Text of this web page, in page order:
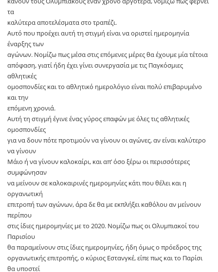
τα
καλύτερα αποτελέσματα στο τραπέζι.
Αυτό που προέχει αυτή τη στιγμή είναι να οριστεί ημερομηνία
έναρξης των
αγώνων. Νομίζω πως μέσα στις επόμενες μέρες θα έχουμε μία τέτοια
απόφαση, γιατί ήδη έχει γίνει συνεργασία με τις Παγκόσμιες
αθλητικές
ομοσπονδίες και το αθλητικό ημερολόγιο είναι πολύ επιβαρυμένο
και την
επόμενη χρονιά.
Αυτή τη στιγμή έγινε ένας γύρος επαφών με όλες τις αθλητικές
ομοσπονδίες
για να δουν πότε προτιμούν να γίνουν οι αγώνες, αν είναι καλύτερο
να γίνουν
Μάιο ή να γίνουν καλοκαίρι, και απ’ όσο ξέρω οι περισσότερες
συμφώνησαν
να μείνουν σε καλοκαιρινές ημερομηνίες κάτι που θέλει και η
οργανωτική
επιτροπή των αγώνων, άρα δε θα με εκπλήξει καθόλου αν μείνουν
περίπου
στις ίδιες ημερομηνίες με το 2020. Νομίζω πως οι Ολυμπιακοί του
Παρισίου
θα παραμείνουν στις ίδιες ημερομηνίες, ήδη όμως ο πρόεδρος της
οργανωτικής επιτροπής, ο κύριος Εστανγκέ, είπε πως και το Παρίσι
θα υποστεί